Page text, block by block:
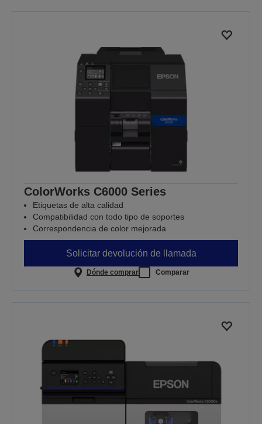
ColorWorks C6000 Series
Etiquetas de alta calidad
Compatibilidad con todo tipo de soportes
Correspondencia de color mejorada
Solicitar devolución de llamada
Dónde comprar Comparar